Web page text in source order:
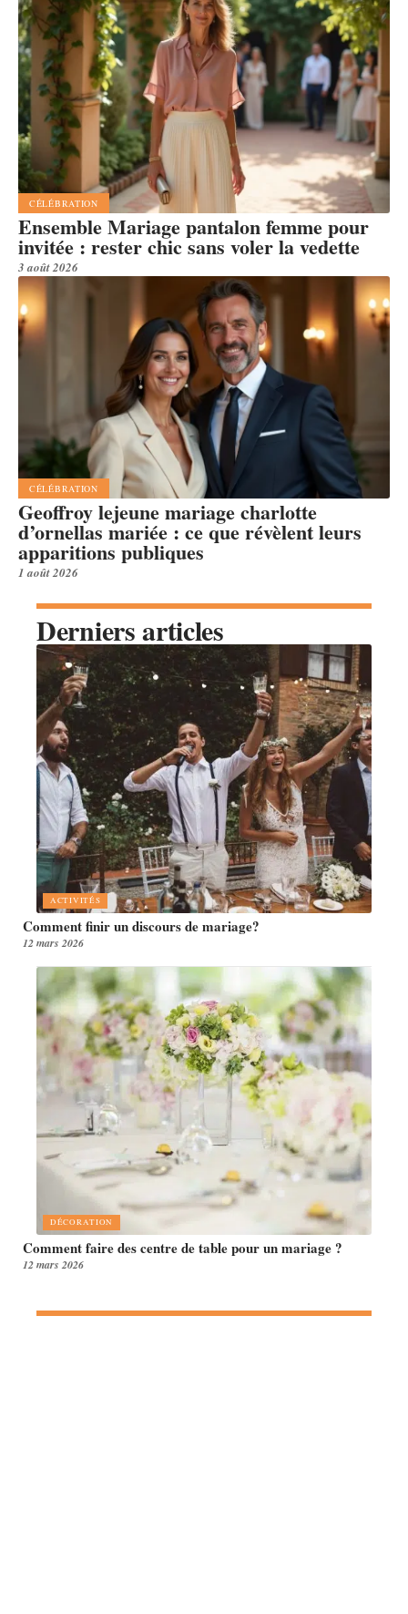
CÉLÉBRATION
Ensemble Mariage pantalon femme pour
invitée : rester chic sans voler la vedette
3 août 2026
CÉLÉBRATION
Geoffroy lejeune mariage charlotte
d’ornellas mariée : ce que révèlent leurs
apparitions publiques
1 août 2026
Derniers articles
ACTIVITÉS
Comment finir un discours de mariage?
12 mars 2026
DÉCORATION
Comment faire des centre de table pour un mariage ?
12 mars 2026